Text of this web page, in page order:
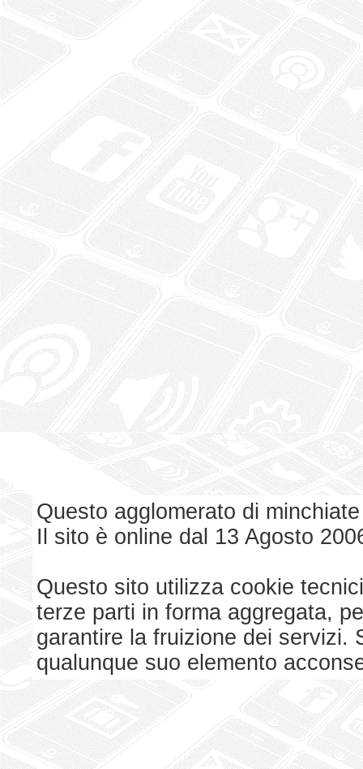
Questo agglomerato di
Il sito è online dal 13 Agosto
Questo sito utilizza cookie
terze parti in forma aggregata,
garantire la fruizione dei servizi.
qualunque suo elemento